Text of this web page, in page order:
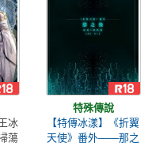
冰
蕩
特殊傳說
【特傳冰漾】《折翼
天使》番外——那之